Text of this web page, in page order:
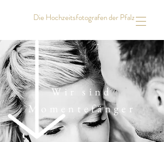
Die Hochzeitsfotografen der Pfalz
Wir sind
Momentefänger